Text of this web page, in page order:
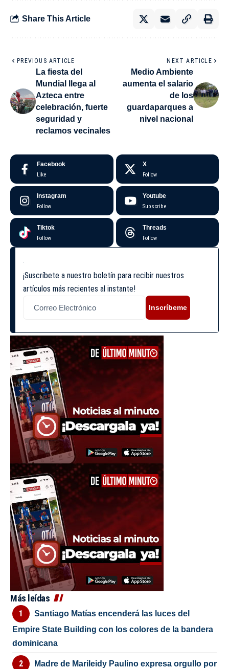
Share This Article
PREVIOUS ARTICLE
La fiesta del
Mundial llega al
Azteca entre
celebración, fuerte
seguridad y
reclamos vecinales
NEXT ARTICLE
Medio Ambiente
aumenta el salario
de los
guardaparques a
nivel nacional
Facebook
Like
X
Follow
Instagram
Follow
Youtube
Subscribe
Tiktok
Follow
Threads
Follow
¡Suscríbete a nuestro boletín para recibir nuestros
artículos más recientes al instante!
Inscríbeme
Más leídas
Santiago Matías encenderá las luces del
Empire State Building con los colores de la bandera
dominicana
Madre de Marileidy Paulino expresa orgullo por